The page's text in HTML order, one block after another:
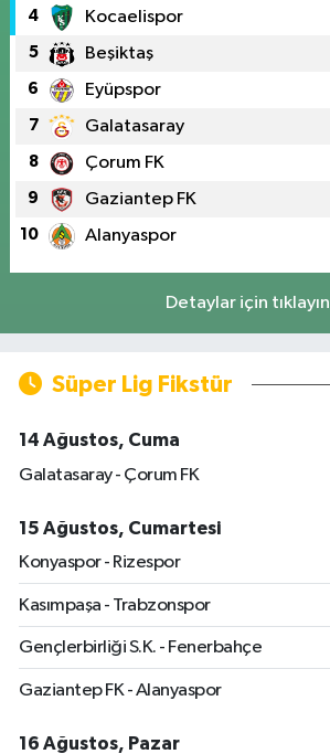
4 Kocaelispor
5 Beşiktaş
6 Eyüpspor
7 Galatasaray
8 Çorum FK
9 Gaziantep FK
10 Alanyaspor
Detaylar için tıklayın
Süper Lig Fikstür
14 Ağustos, Cuma
Galatasaray - Çorum FK
15 Ağustos, Cumartesi
Konyaspor - Rizespor
Kasımpaşa - Trabzonspor
Gençlerbirliği S.K. - Fenerbahçe
Gaziantep FK - Alanyaspor
16 Ağustos, Pazar